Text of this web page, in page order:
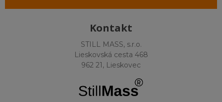
Kontakt
STILL MASS, s.r.o.
Lieskovská cesta 468
962 21, Lieskovec